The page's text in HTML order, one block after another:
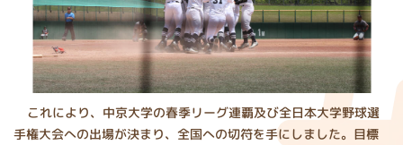
これにより、中京大学の春季リーグ連覇及び全日本大学野球選
手権大会への出場が決まり、全国への切符を手にしました。目標